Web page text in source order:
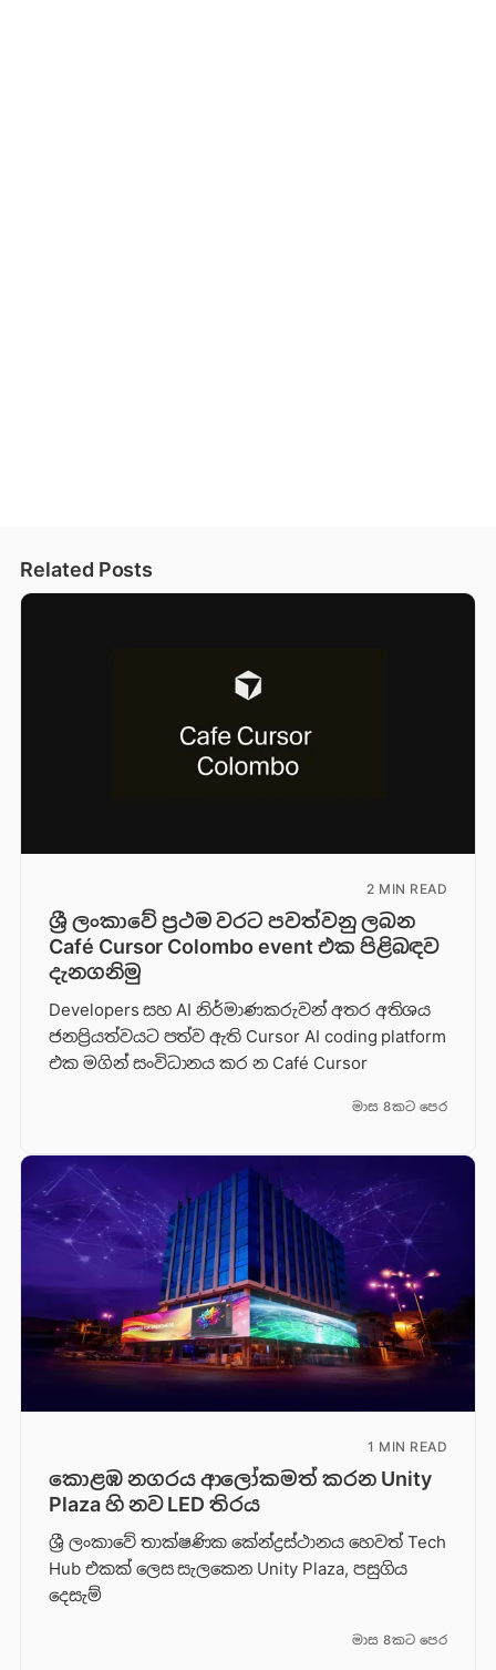
Related Posts
2 MIN READ
ශ්‍රී ලංකාවේ ප්‍රථම වරට පවත්වනු ලබන
Café Cursor Colombo event එක පිළිබඳව
දැනගනිමු
Developers සහ AI නිර්මාණකරුවන් අතර අතිශය
ජනප්‍රියත්වයට පත්ව ඇති Cursor AI coding platform
එක මගින් සංවිධානය කර න Café Cursor
මාස 8කට පෙර
1 MIN READ
කොළඹ නගරය ආලෝකමත් කරන Unity
Plaza හි නව LED තිරය
ශ්‍රී ලංකාවේ තාක්ෂණික කේන්ද්‍රස්ථානය හෙවත් Tech
Hub එකක් ලෙස සැලකෙන Unity Plaza, පසුගිය
දෙසැම්
මාස 8කට පෙර